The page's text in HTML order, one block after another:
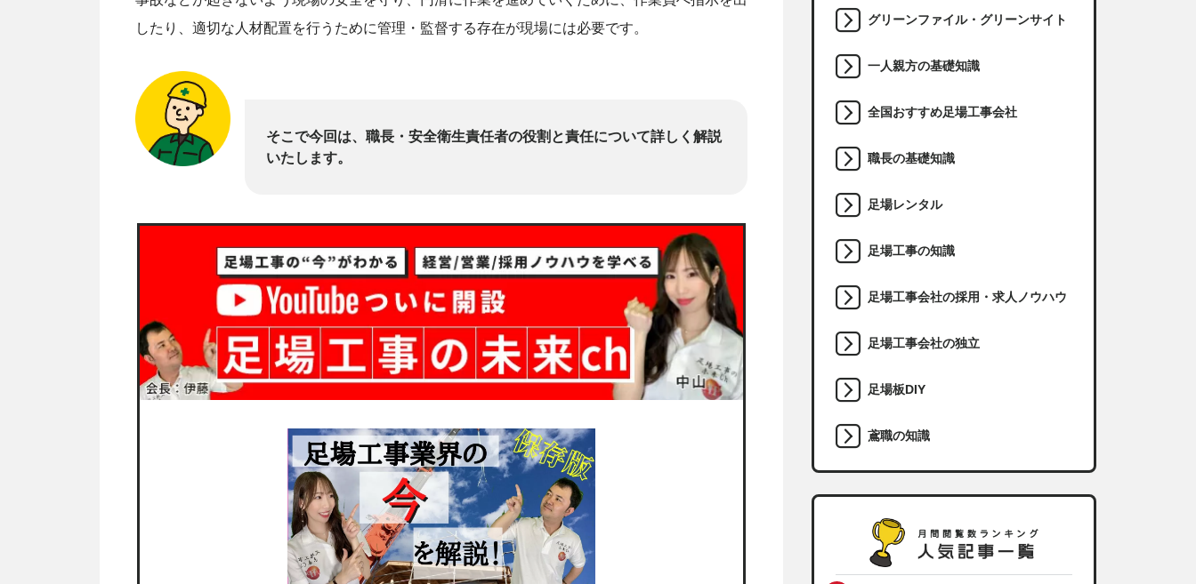
したり、適切な人材配置を行うために管理・監督する存在が現場には必要です。
そこで今回は、職長・安全衛生責任者の役割と責任について詳しく解説
いたします。
グリーンファイル・グリーンサイト
一人親方の基礎知識
全国おすすめ足場工事会社
職長の基礎知識
足場レンタル
足場工事の知識
足場工事会社の採用・求人ノウハウ
足場工事会社の独立
足場板DIY
鳶職の知識